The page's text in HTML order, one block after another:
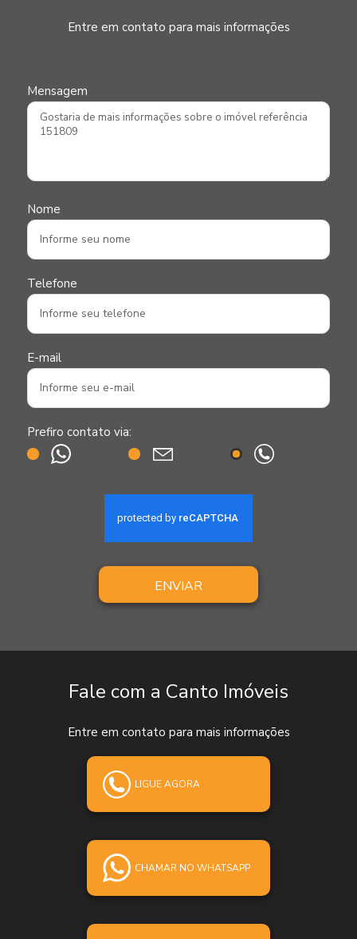
Entre em contato para mais informações
Mensagem
Nome
Telefone
E-mail
Prefiro contato via:
ENVIAR
Fale com a Canto Imóveis
Entre em contato para mais informações
LIGUE AGORA
CHAMAR NO WHATSAPP